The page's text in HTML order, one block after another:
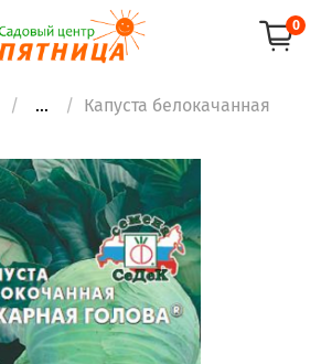
0
... Капуста белокачанная